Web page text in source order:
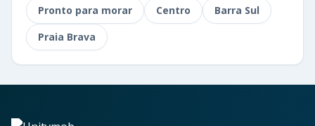
Pronto para morar
Centro
Barra Sul
Praia Brava